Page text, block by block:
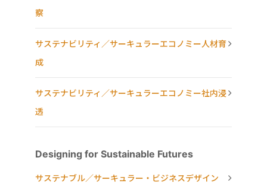
察
サステナビリティ／サーキュラーエコノミー人材育
成
サステナビリティ／サーキュラーエコノミー社内浸
透
Designing for Sustainable Futures
サステナブル／サーキュラー・ビジネスデザイン